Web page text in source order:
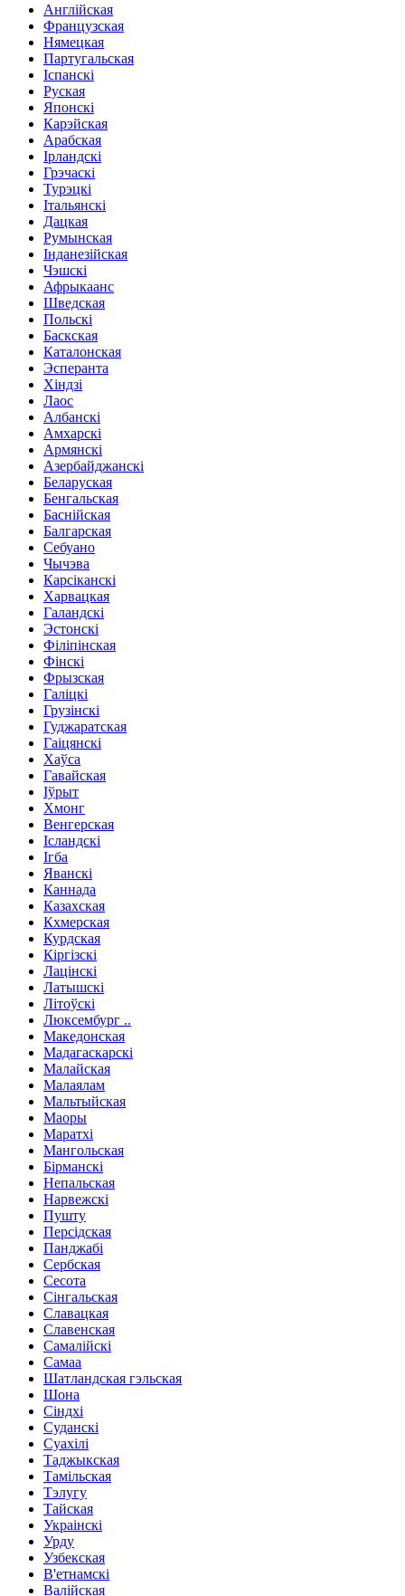
Англійская
Французская
Нямецкая
Партугальская
Іспанскі
Руская
Японскі
Карэйская
Арабская
Ірландскі
Грэчаскі
Турэцкі
Італьянскі
Дацкая
Румынская
Інданезійская
Чэшскі
Афрыкаанс
Шведская
Польскі
Баскская
Каталонская
Эсперанта
Хіндзі
Лаос
Албанскі
Амхарскі
Армянскі
Азербайджанскі
Беларуская
Бенгальская
Баснійская
Балгарская
Себуано
Чычэва
Карсіканскі
Харвацкая
Галандскі
Эстонскі
Філіпінская
Фінскі
Фрызская
Галіцкі
Грузінскі
Гуджаратская
Гаіцянскі
Хаўса
Гавайская
Іўрыт
Хмонг
Венгерская
Ісландскі
Ігба
Яванскі
Каннада
Казахская
Кхмерская
Курдская
Кіргізскі
Лацінскі
Латышскі
Літоўскі
Люксембург ..
Македонская
Мадагаскарскі
Малайская
Малаялам
Мальтыйская
Маоры
Маратхі
Мангольская
Бірманскі
Непальская
Нарвежскі
Пушту
Персідская
Панджабі
Сербская
Сесота
Сінгальская
Славацкая
Славенская
Самалійскі
Самаа
Шатландская гэльская
Шона
Сіндхі
Суданскі
Суахілі
Таджыкская
Тамільская
Тэлугу
Тайская
Украінскі
Урду
Узбекская
В'етнамскі
Валійская